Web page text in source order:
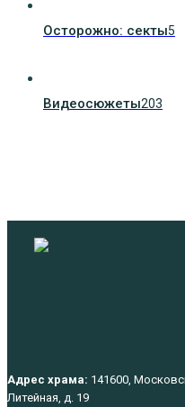
Осторожно: секты5
Видеосюжеты203
Адрес храма: 141600,
Литейная, д. 19